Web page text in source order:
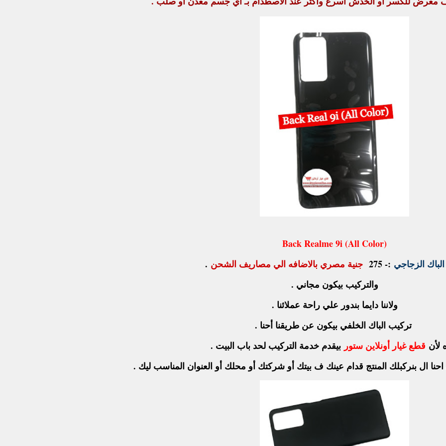
Back Realme 9i (All Color)
الزجاجي :- 275 جنية مصري بالاضافه الي مصاريف الشحن .
والتركيب بيكون مجاني .
ولاننا دايما بندور علي راحة عملائنا .
تركيب الباك الخلفي بيكون عن طريقنا أحنا .
لأن قطع غيار أونلاين ستور بيقدم خدمة التركيب لحد باب البيت .
ال بنركبلك المنتج قدام عينك ف بيتك أو شركتك أو محلك أو العنوان المناسب ليك .